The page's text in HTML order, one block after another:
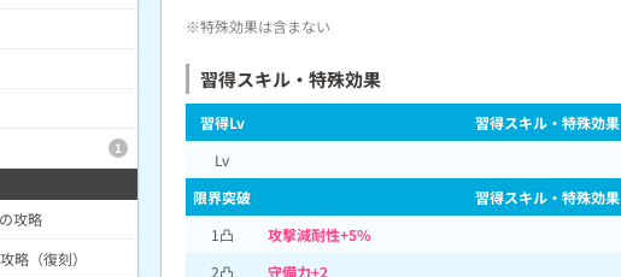
※特殊効果は含まない
習得スキル・特殊効果
習得Lv
習得スキル・特殊効果
Lv
限界突破
習得スキル・特殊効果
1凸
攻撃減耐性+5%
2凸
守備力+2
1
攻略
略（復刻）